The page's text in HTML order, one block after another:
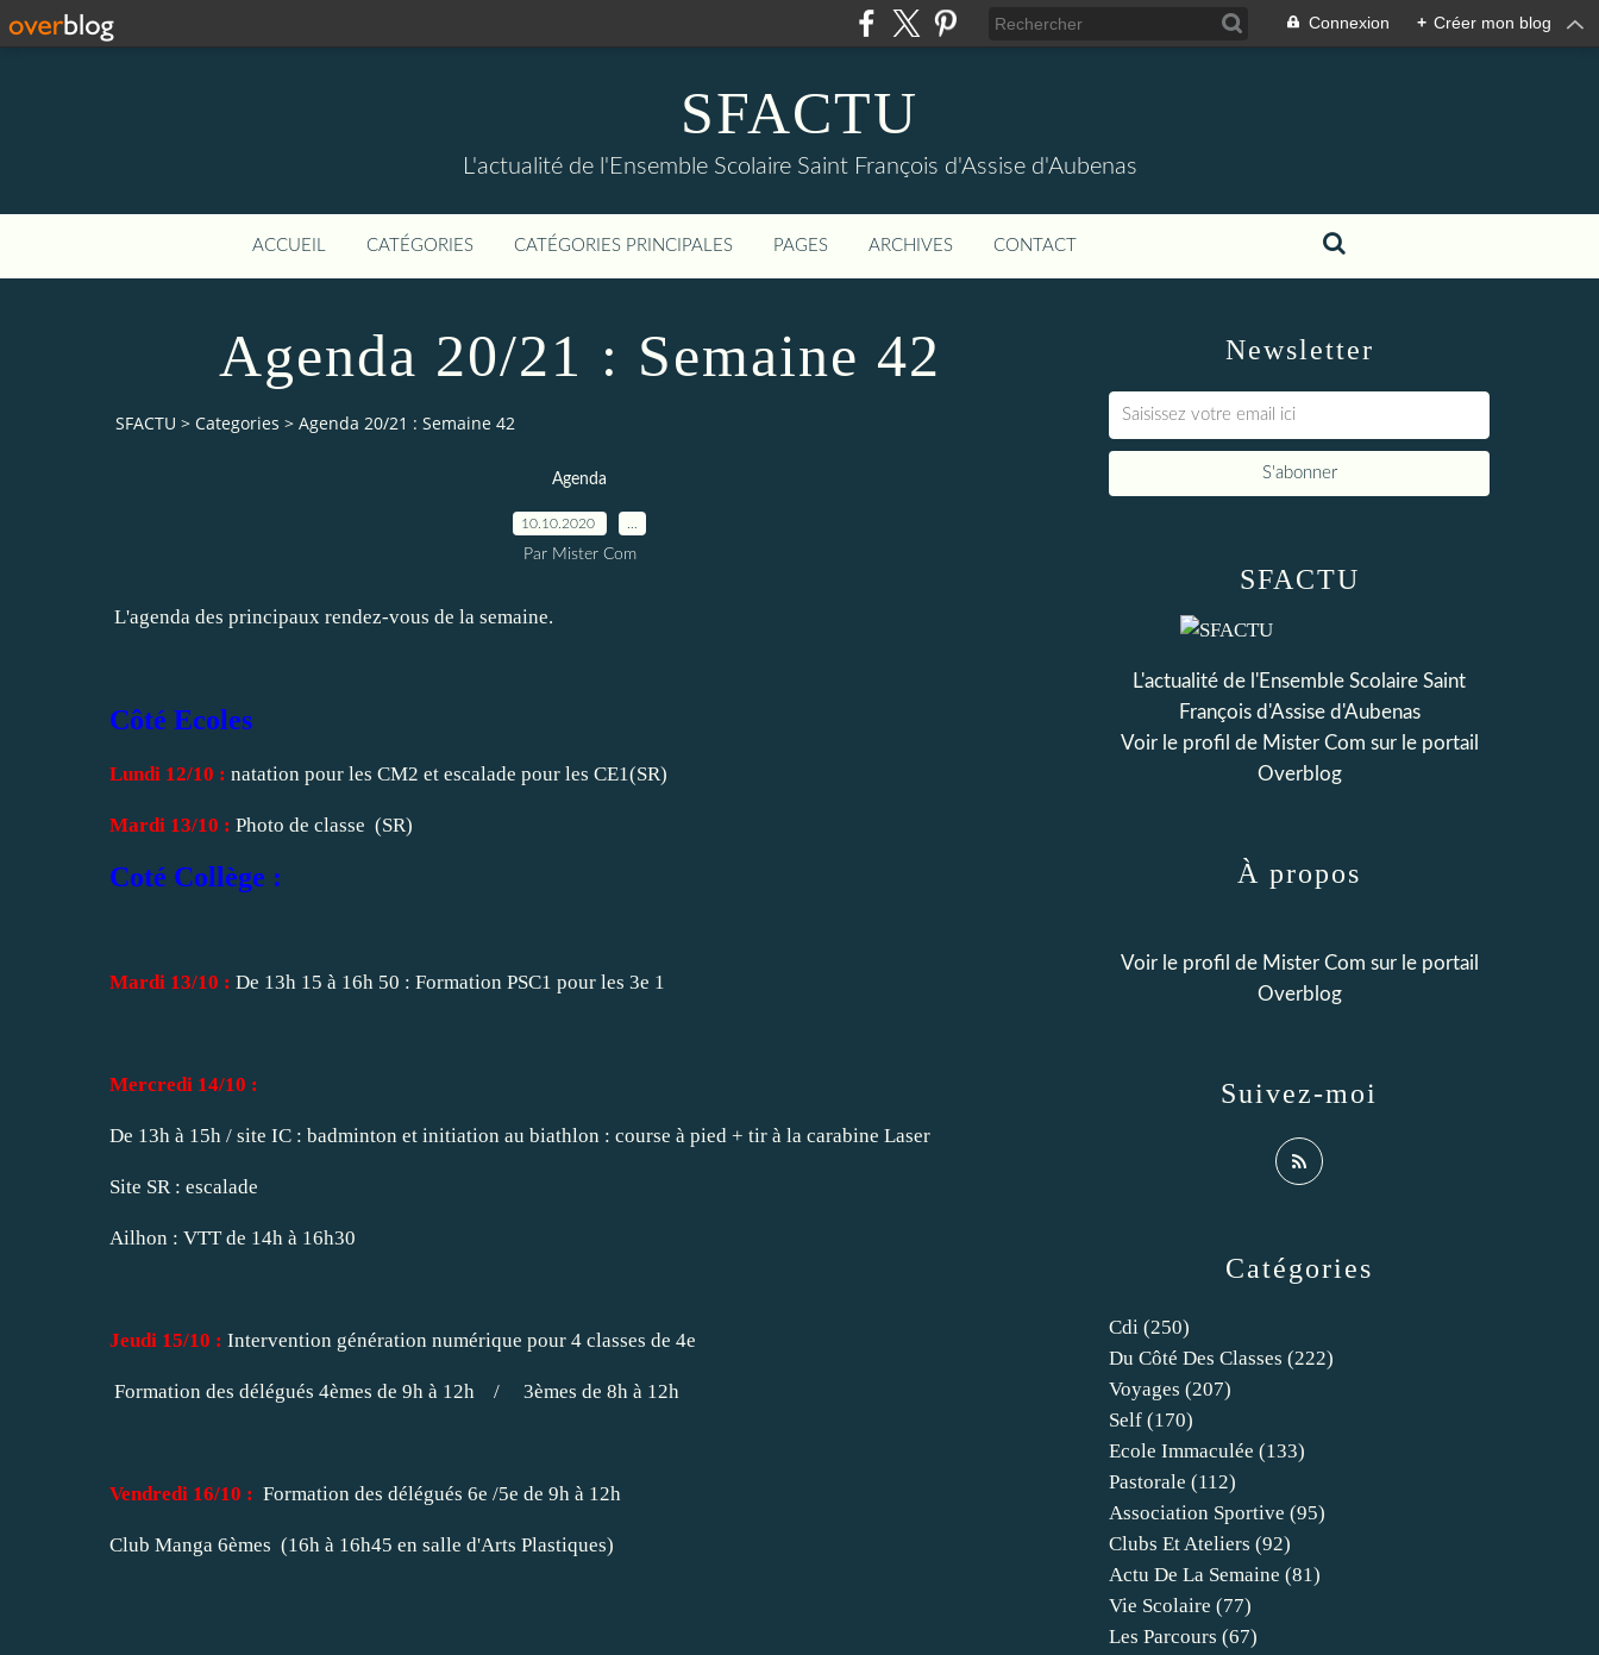
Connexion + Créer mon blog
SFACTU
L'actualité de l'Ensemble Scolaire Saint François d'Assise d'Aubenas
ACCUEIL CATÉGORIES CATÉGORIES PRINCIPALES PAGES ARCHIVES CONTACT
Agenda 20/21 : Semaine 42
SFACTU > Categories > Agenda 20/21 : Semaine 42
Agenda
10.10.2020
Par Mister Com
L'agenda des principaux rendez-vous de la semaine.
Côté Ecoles
Lundi 12/10 : natation pour les CM2 et escalade pour les CE1(SR)
Mardi 13/10 : Photo de classe (SR)
Coté Collège :
Mardi 13/10 : De 13h 15 à 16h 50 : Formation PSC1 pour les 3e 1
Mercredi 14/10 :
De 13h à 15h / site IC : badminton et initiation au biathlon : course à pied + tir à la carabine Laser
Site SR : escalade
Ailhon : VTT de 14h à 16h30
Jeudi 15/10 : Intervention génération numérique pour 4 classes de 4e
Formation des délégués 4èmes de 9h à 12h / 3èmes de 8h à 12h
Vendredi 16/10 : Formation des délégués 6e /5e de 9h à 12h
Club Manga 6èmes (16h à 16h45 en salle d'Arts Plastiques)
Newsletter
Catégories
Cdi (250)
Du Côté Des Classes (222)
Voyages (207)
Self (170)
Ecole Immaculée (133)
Pastorale (112)
Association Sportive (95)
Clubs Et Ateliers (92)
Actu De La Semaine (81)
Vie Scolaire (77)
Les Parcours (67)
SFACTU
L'actualité de l'Ensemble Scolaire Saint
François d'Assise d'Aubenas
Voir le profil de Mister Com sur le portail
Overblog
Suivez-moi
À propos
Voir le profil de Mister Com sur le portail
Overblog